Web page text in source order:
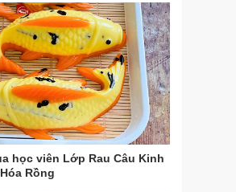
học viên Lớp Rau Câu Kinh
Rồng